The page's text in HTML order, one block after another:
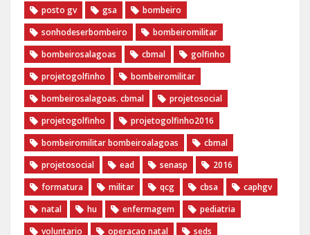
posto gv
gsa
bombeiro
sonhodeserbombeiro
bombeiromilitar
bombeirosalagoas
cbmal
golfinho
projetogolfinho
bombeiromilitar
bombeirosalagoas. cbmal
projetosocial
projetogolfinho
projetogolfinho2016
bombeiromilitar bombeiroalagoas
cbmal
projetosocial
ead senasp
2016
formatura
militar qcg cbsa
caphgv
natal
hu enfermagem
pediatria
voluntario
operacao natal
seds